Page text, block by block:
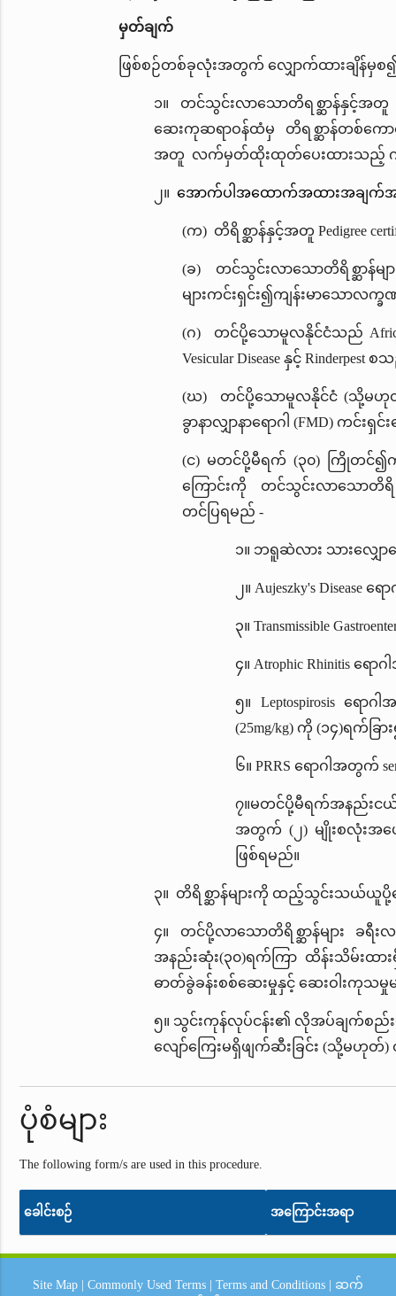
မှတ်ချက်
ဖြစ်စဉ်တစ်ခုလုံးအတွက် လျှောက်ထားချိန်မှစ
၁။ တင်သွင်းလာသောတိရစ္ဆာန်နှင့်အ
ဆေးကုဆရာဝန်ထံမှ တိရစ္ဆာန်တစ်ကော
အတူ လက်မှတ်ထိုးထုတ်ပေးထားသည့် ကျ
၂။ အောက်ပါအထောက်အထားအချက်အ
(က) တိရိစ္ဆာန်နှင့်အတူ Pedigree
(ခ) တင်သွင်းလာသောတိရိစ္ဆာန်မျာ
များကင်းရှင်း၍ကျန်းမာသောလက္
(ဂ) တင်ပို့သောမူလနိုင်ငံသည် African
Vesicular Disease နှင့်
(ဃ) တင်ပို့သောမူလနိုင်ငံ (သို့မဟု
ခွာနာလျှာနာရောဂါ (FMD) ကင်းရှ
(င) မတင်ပို့မီရက် (၃၀) ကြိုတင်၍ကူး
ကြောင်းကို တင်သွင်းလာသောတိရိ
တင်ပြရမည် -
၁။ ဘရူဆဲလား သားလျှေ
၂။ Aujeszky's Disease
၃။Transmissible
၄။ Atrophic Rhinitis ရော
၅။ Leptospirosis ရော
(25mg/kg) ကို (၁၄)ရက်ခြ
၆။PRRS ရောဂါအတွက်
၇။မတင်ပို့မီရက်အနည်းငယ်
အတွက် (၂) မျိုးစလုံးအပေ
ဖြစ်ရမည်။
၃။ တိရိစ္ဆာန်များကို ထည့်သွင်းသယ်ယူ
၄။ တင်ပို့လာသောတိရိစ္ဆာန်များ ခရီး
အနည်းဆုံး(၃၀)ရက်ကြာ ထိန်းသိမ်းထာ
ဓာတ်ခွဲခန်းစစ်ဆေးမှုနှင့် ဆေးဝါးကုသ
၅။ သွင်းကုန်လုပ်ငန်း၏ လိုအပ်ချက်စည်းမ
လျော်ကြေးမရှိဖျက်ဆီးခြင်း (သို့မဟု
ပုံစံများ
The following form/s are used in this procedure.
ခေါင်းစဉ် အကြောင်းအရာ
Site Map | Commonly Used Terms | Terms and Conditions | ဆက်